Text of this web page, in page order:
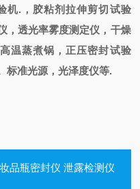
机.，胶粘剂拉伸剪切试验
，透光率雾度测定仪，干燥
温蒸煮锅，正压密封试验
标准光源，光泽度仪等.
品瓶密封仪 泄露检测仪